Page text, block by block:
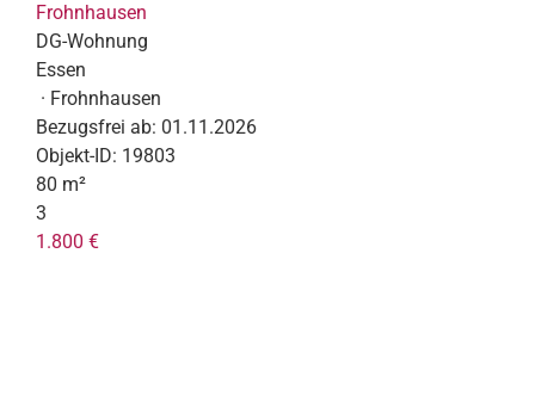
Frohnhausen
DG-Wohnung
Essen
· Frohnhausen
Bezugsfrei ab: 01.11.2026
Objekt-ID: 19803
80 m²
3
1.800 €